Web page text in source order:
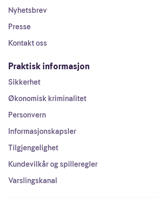
Nyhetsbrev
Presse
Kontakt oss
Praktisk informasjon
Sikkerhet
Økonomisk kriminalitet
Personvern
Informasjonskapsler
Tilgjengelighet
Kundevilkår og spilleregler
Varslingskanal